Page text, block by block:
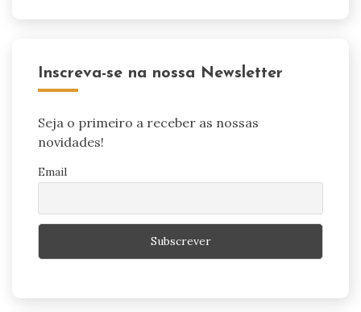
Inscreva-se na nossa Newsletter
Seja o primeiro a receber as nossas
novidades!
Email